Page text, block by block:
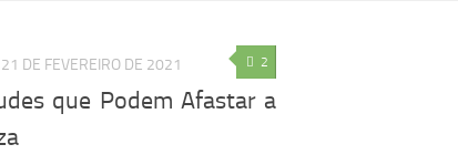
2
21 DE FEVEREIRO DE 2021
que Podem Afastar a